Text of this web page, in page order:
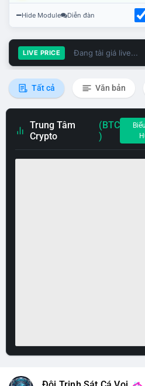
Hide Module Diễn đàn
LIVE PRICE Đang tải giá live...
Tất cả Văn bản
Trung Tâm
Crypto
(BTC
)